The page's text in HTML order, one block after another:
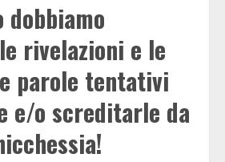
dobbiamo
rivelazioni e le
parole tentativi
e/o screditarle da